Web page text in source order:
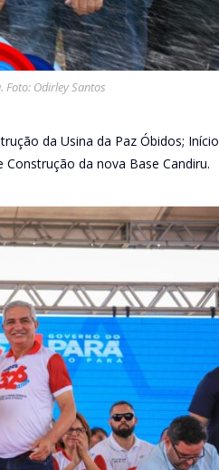
Foto: Odirley Santos
da Usina da Paz Óbidos; Início
da nova Base Candiru.